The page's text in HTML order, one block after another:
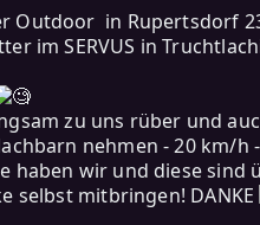
Outdoor in Rupertsdorf
im SERVUS in
zu uns rüber und
nehmen - 20 km/h
haben wir und diese sind
selbst mitbringen! DANKE